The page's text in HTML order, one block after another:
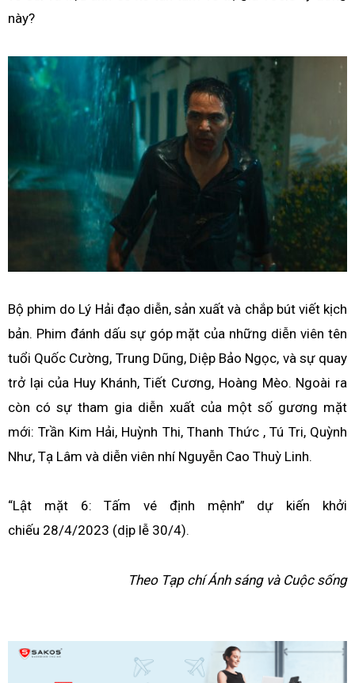
này?
Bộ phim do Lý Hải đạo diễn, sản xuất và chắp bút viết kịch
bản. Phim đánh dấu sự góp mặt của những diễn viên tên
tuổi Quốc Cường, Trung Dũng, Diệp Bảo Ngọc, và sự quay
trở lại của Huy Khánh, Tiết Cương, Hoàng Mèo. Ngoài ra
còn có sự tham gia diễn xuất của một số gương mặt
mới: Trần Kim Hải, Huỳnh Thi, Thanh Thức , Tú Tri, Quỳnh
Như, Tạ Lâm và diễn viên nhí Nguyễn Cao Thuỳ Linh.
“Lật mặt 6: Tấm vé định mệnh” dự kiến khởi
chiếu 28/4/2023 (dịp lễ 30/4).
Theo Tạp chí Ánh sáng và Cuộc sống